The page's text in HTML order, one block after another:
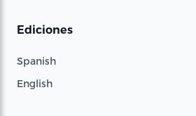
Ediciones
Spanish
English